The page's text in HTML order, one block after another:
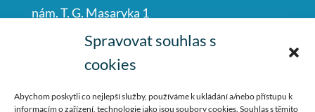
Spravovat souhlas s
cookies
Abychom poskytli co nejlepší služby, používáme k ukládání a/nebo přístupu k
informacím o zařízení, technologie jako jsou soubory cookies. Souhlas s těmito
nám. T. G. Masaryka 1
Česká Lípa